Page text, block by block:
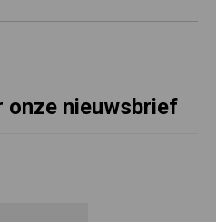
onze nieuwsbrief